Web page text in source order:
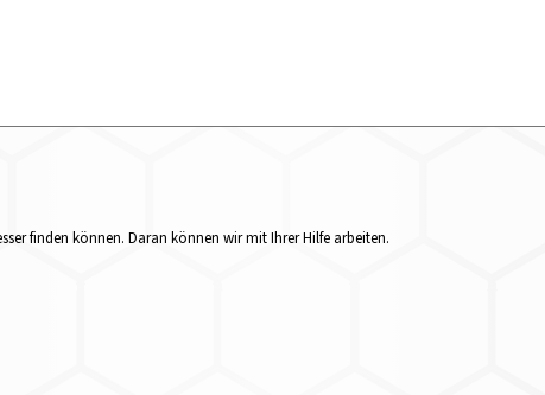
finden können. Daran können wir mit Ihrer Hilfe arbeiten.